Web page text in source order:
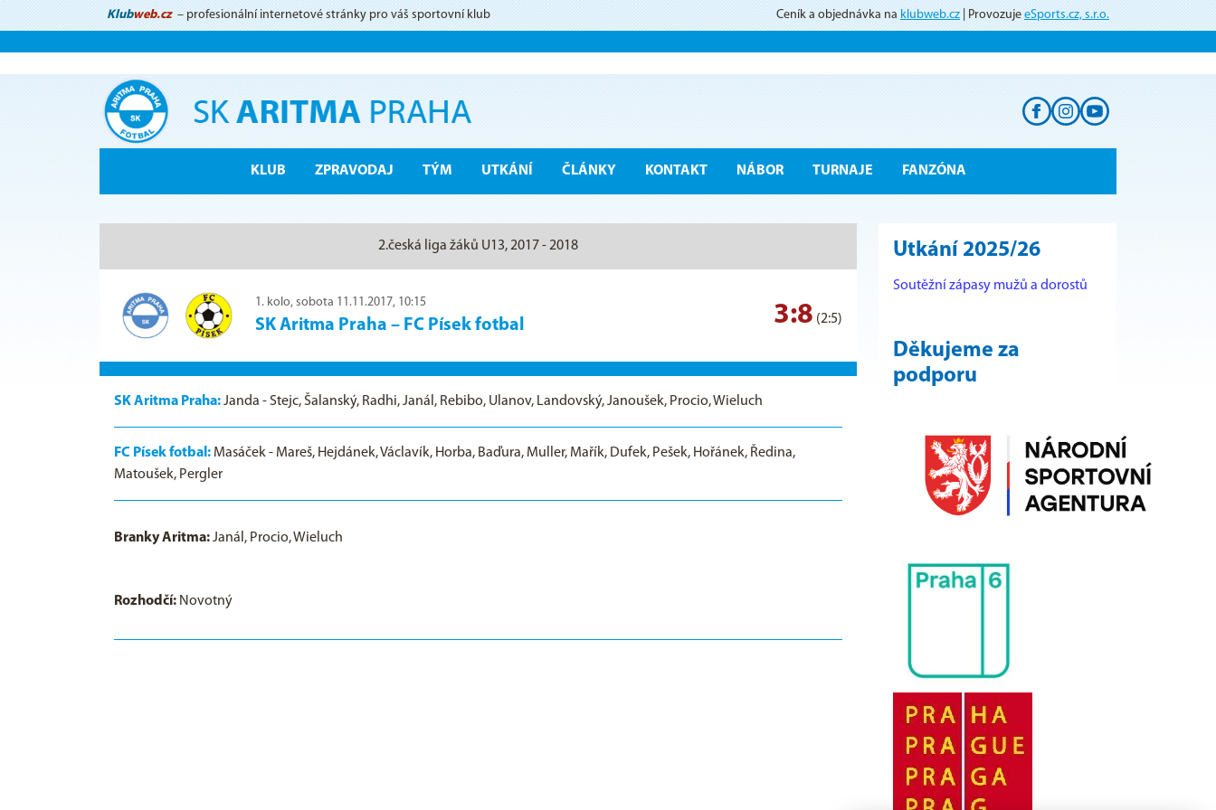
Klubweb.cz – profesionální internetové stránky pro váš sportovní klub Ceník a objednávka na klubweb.cz | Provozuje eSports.cz, s.r.o.
KLUB ZPRAVODAJ TÝM UTKÁNÍ ČLÁNKY KONTAKT NÁBOR TURNAJE FANZÓNA
2.česká liga žáků U13, 2017 - 2018
1. kolo, sobota 11.11.2017, 10:15
SK Aritma Praha – FC Písek fotbal 3:8 (2:5)
SK Aritma Praha:Janda - Stejc, Šalanský, Radhi, Janál, Rebibo, Ulanov, Landovský, Janoušek, Procio, Wieluch
FC Písek fotbal: Masáček - Mareš, Hejdánek, Václavík, Horba, Baďura, Muller, Mařík, Dufek, Pešek, Hořánek, Ředina,
Matoušek, Pergler
Branky Aritma:Janál, Procio, Wieluch
Rozhodčí: Novotný
Utkání 2025/26
Soutěžní zápasy mužů a dorostů
Děkujeme za
podporu